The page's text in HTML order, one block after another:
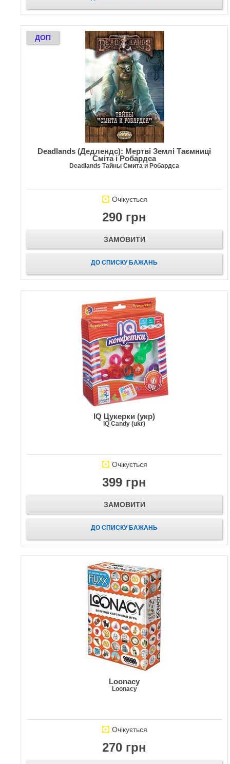
ДОП
Deadlands (Дедлендс): Мертві Землі Таємниці
Сміта і Робардса
Deadlands Тайны Смита и Робардса
Очікується
290 грн
ЗАМОВИТИ
ДО СПИСКУ БАЖАНЬ
IQ Цукерки (укр)
IQ Candy (ukr)
Очікується
399 грн
ЗАМОВИТИ
ДО СПИСКУ БАЖАНЬ
Loonacy
Loonacy
Очікується
270 грн